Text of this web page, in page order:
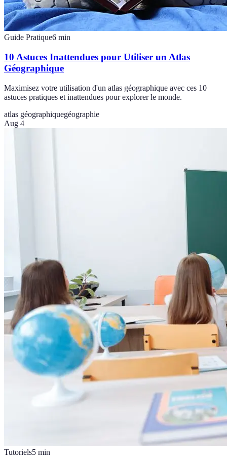
Guide Pratique6 min
10 Astuces Inattendues pour Utiliser un Atlas
Géographique
Maximisez votre utilisation d'un atlas géographique avec ces 10
astuces pratiques et inattendues pour explorer le monde.
atlas géographiquegéographie
Aug 4
Tutoriels5 min